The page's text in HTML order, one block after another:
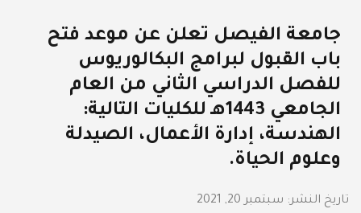
جامعة الفيصل تعلن عن موعد فتح
باب القبول لبرامج البكالوريوس
للفصل الدراسي الثاني من العام
الجامعي 1443هـ للكليات التالية:
الهندسة، إدارة الأعمال، الصيدلة
وعلوم الحياة.
تاريخ النشر: سبتمبر 20, 2021